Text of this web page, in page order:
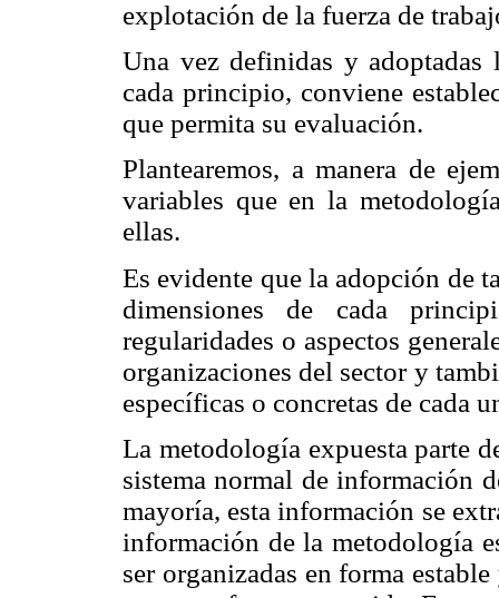
explotación de la fuerza de
Una vez definidas y adoptadas
cada principio, conviene
que permita su evaluación.
Plantearemos, a manera de
variables que en la
ellas.
Es evidente que la adopción de
dimensiones de cada
regularidades o aspectos
organizaciones del sector y
específicas o concretas de cada
La metodología expuesta parte
sistema normal de información
mayoría, esta información se
información de la metodología
ser organizadas en forma